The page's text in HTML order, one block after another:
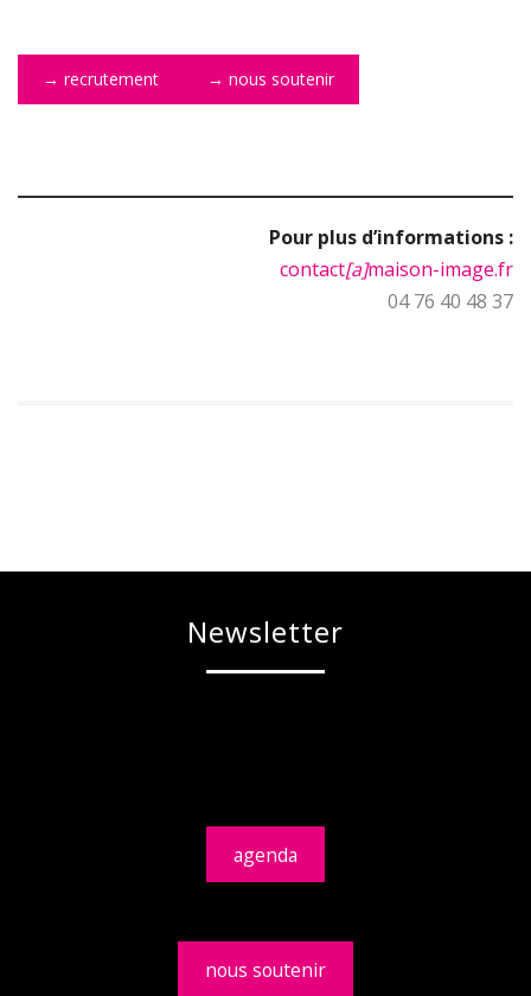
→ recrutement → nous soutenir
Pour plus d’informations :
contact[a]maison-image.fr
04 76 40 48 37
Newsletter
agenda
nous soutenir